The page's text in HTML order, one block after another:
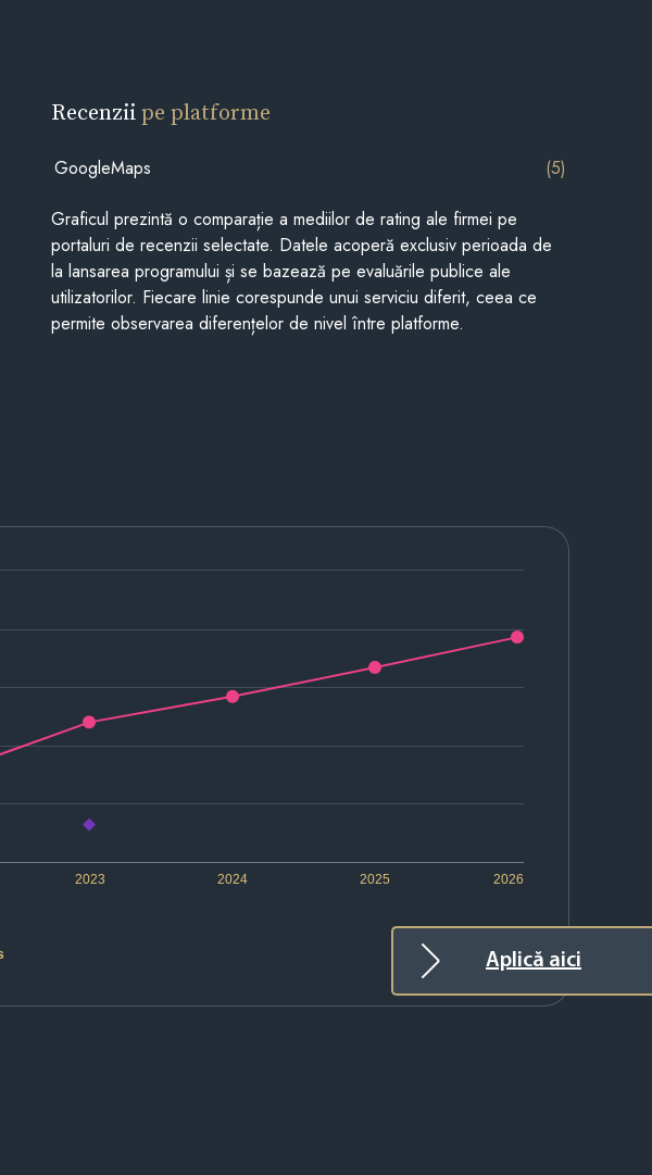
Aplică aici
Recenziipe platforme
GoogleMaps (5)
Graficul prezintă o comparație a mediilor de rating ale firmei pe
portaluri de recenzii selectate. Datele acoperă exclusiv perioada de
la lansarea programului și se bazează pe evaluările publice ale
utilizatorilor. Fiecare linie corespunde unui serviciu diferit, ceea ce
permite observarea diferențelor de nivel între platforme.
2023 2024 2025 2026